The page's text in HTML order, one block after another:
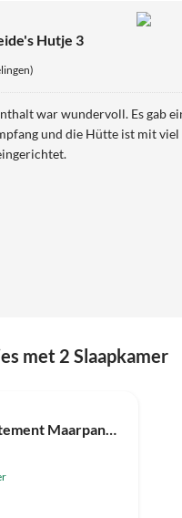
Hutje 3
war wundervoll. Es gab
und die Hütte ist mit viel
met 2 Slaapkamer
Vakantieappartement Maarpanorama in het Maarberg Resort